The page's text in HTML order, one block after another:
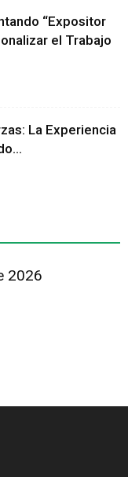
“Expositor
el Trabajo
La Experiencia
2026